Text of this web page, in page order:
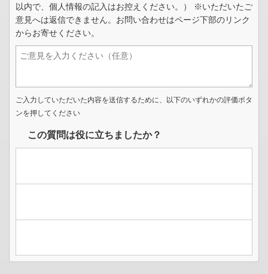
以内で、個人情報の記入はお控えください。） ※いただいたご
意見へは返信できません。お問い合わせはページ下部のリンク
からお寄せください。
ご入力していただいた内容を送信するために、以下のいずれかの評価ボタ
ンを押してください
この質問は役に立ちましたか？